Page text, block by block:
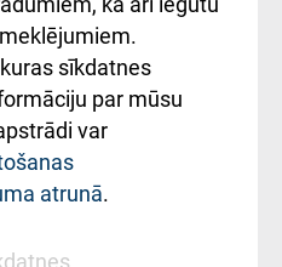
sīkdatnes
par mūsu
var
atrunā.